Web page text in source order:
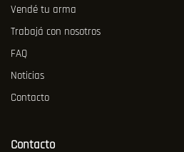
Vendé tu arma
Trabajá con nosotros
FAQ
Noticias
Contacto
Contacto